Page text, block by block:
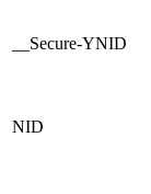
__Secure-YNID
NID